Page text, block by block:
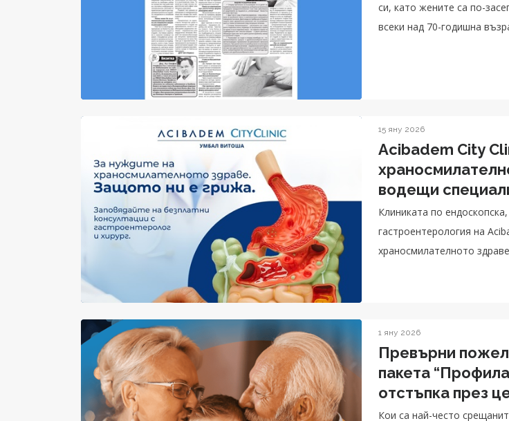
си, като жените са по-
всеки над 70-годишна
15 яну 2026
Acibadem City
водещи
хирургия
Клиниката по
гастроентерология на
храносмилателното
1 яну 2026
Превърни
пакета
отстъпка през
Кои са най-често